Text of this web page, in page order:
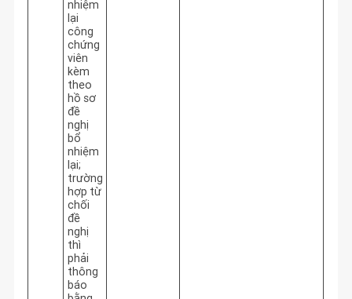
nhiệm
lại
công
chứng
viên
kèm
theo
hồ sơ
đề
nghị
bổ
nhiệm
lại;
trường
hợp từ
chối
đề
nghị
thì
phải
thông
báo